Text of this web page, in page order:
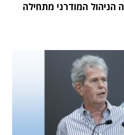
הניהול המודרני מתחילה